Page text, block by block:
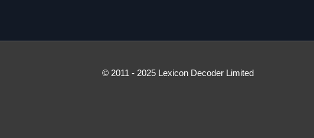
© 2011 - 2025 Lexicon Decoder Limited